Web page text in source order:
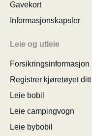
Gavekort
Informasjonskapsler
Leie og utleie
Forsikringsinformasjon
Registrer kjøretøyet ditt
Leie bobil
Leie campingvogn
Leie bybobil